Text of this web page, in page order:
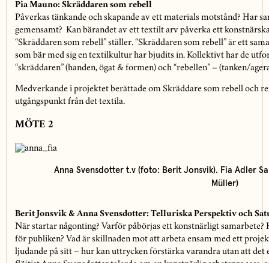
Pia Mauno: Skräddaren som rebell
Påverkas tänkande och skapande av ett materials motstånd? Har
gemensamt? Kan bärandet av ett textilt arv påverka ett
“Skräddaren som rebell” ställer. “Skräddaren som rebell” är ett
som bär med sig en textilkultur har bjudits in. Kollektivt har de
“skräddaren” (handen, ögat & formen) och “rebellen” – (tanken/
Medverkande i projektet berättade om Skräddare som rebell och
utgångspunkt från det textila.
MÖTE 2
Anna Svensdotter t.v (foto: Berit Jonsvik). Fia Adler
Müller)
Berit Jonsvik & Anna Svensdotter: Telluriska Perspektiv och
När startar någonting? Varför påbörjas ett konstnärligt
för publiken? Vad är skillnaden mot att arbeta ensam med ett
ljudande på sitt – hur kan uttrycken förstärka varandra utan att det